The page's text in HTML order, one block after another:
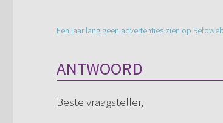
Een jaar lang geen advertenties zien op
ANTWOORD
Beste vraagsteller,